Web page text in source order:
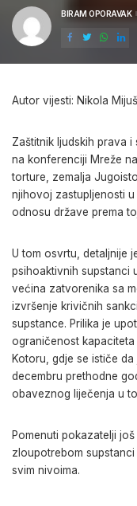
POSTED
BIRAM OPORAVAK
Autor vijesti: Nikola
Zaštitnik ljudskih prava
na konferenciji Mreže
torture, zemalja
njihovoj zastupljenosti
odnosu države prema
U tom osvrtu, detaljnije
psihoaktivnih supstanci
većina zatvorenika sa
izvršenje krivičnih
supstance. Prilika je
ograničenost
Kotoru, gdje se ističe
decembru prethodne
obaveznog liječenja u
Pomenuti pokazatelji
zloupotrebom
svim nivoima.